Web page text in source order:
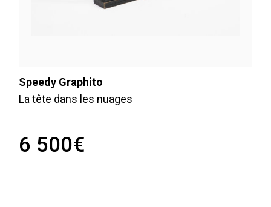
Speedy Graphito
La tête dans les nuages
6 500€